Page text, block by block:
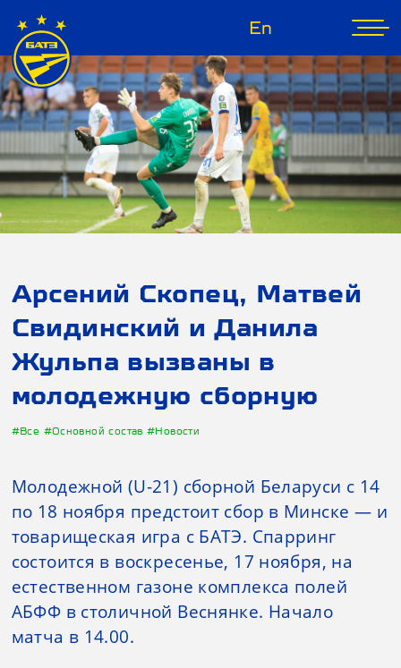
En
Арсений Скопец, Матвей
Свидинский и Данила
Жульпа вызваны в
молодежную сборную
#Все #Основной состав#Новости
Молодежной (U-21) сборной Беларуси с 14
по 18 ноября предстоит сбор в Минске — и
товарищеская игра с БАТЭ. Спарринг
состоится в воскресенье, 17 ноября, на
естественном газоне комплекса полей
АБФФ в столичной Веснянке. Начало
матча в 14.00.